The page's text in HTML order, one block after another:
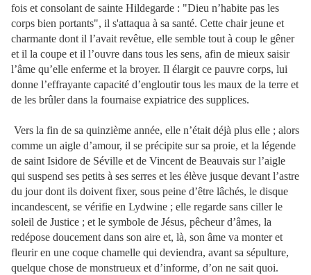
fois et consolant de sainte Hildegarde : "Dieu n’habite pas les
corps bien portants", il s'attaqua à sa santé. Cette chair jeune et
charmante dont il l’avait revêtue, elle semble tout à coup le gêner
et il la coupe et il l’ouvre dans tous les sens, afin de mieux saisir
l’âme qu’elle enferme et la broyer. Il élargit ce pauvre corps, lui
donne l’effrayante capacité d’engloutir tous les maux de la terre et
de les brûler dans la fournaise expiatrice des supplices.
Vers la fin de sa quinzième année, elle n’était déjà plus elle ; alors
comme un aigle d’amour, il se précipite sur sa proie, et la légende
de saint Isidore de Séville et de Vincent de Beauvais sur l’aigle
qui suspend ses petits à ses serres et les élève jusque devant l’astre
du jour dont ils doivent fixer, sous peine d’être lâchés, le disque
incandescent, se vérifie en Lydwine ; elle regarde sans ciller le
soleil de Justice ; et le symbole de Jésus, pêcheur d’âmes, la
redépose doucement dans son aire et, là, son âme va monter et
fleurir en une coque chamelle qui deviendra, avant sa sépulture,
quelque chose de monstrueux et d’informe, d’on ne sait quoi.